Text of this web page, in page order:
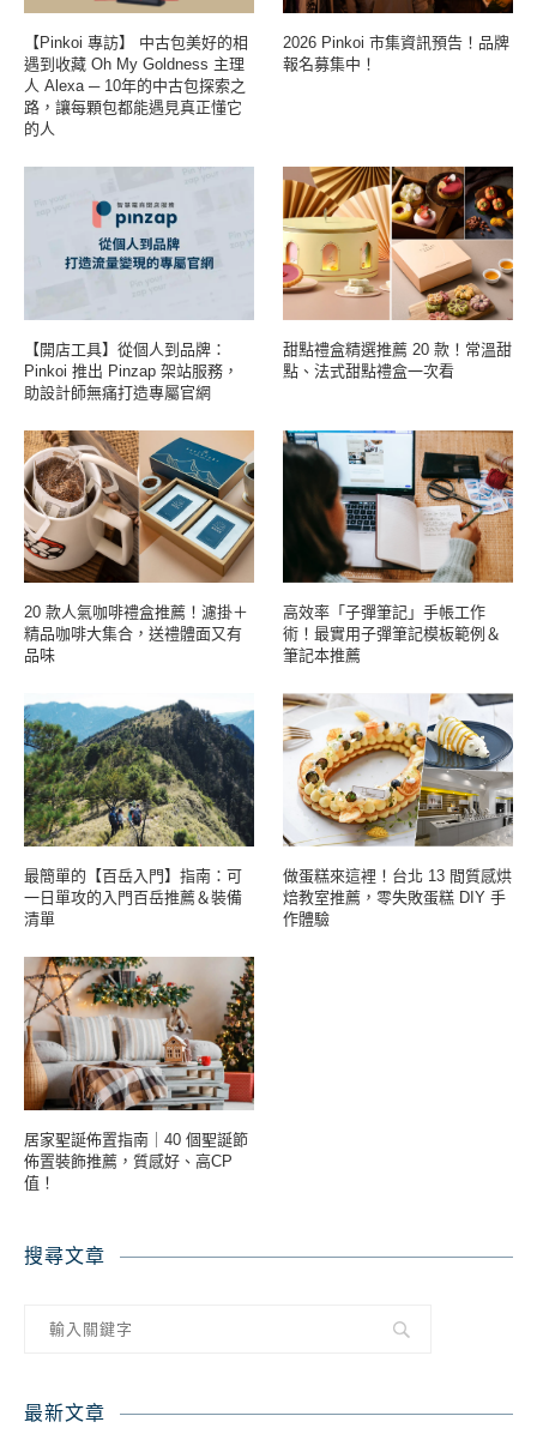
【Pinkoi 專訪】 中古包美好的相
遇到收藏 Oh My Goldness 主理
人 Alexa ─ 10年的中古包探索之
路，讓每顆包都能遇見真正懂它
的人
2026 Pinkoi 市集資訊預告！品牌
報名募集中！
【開店工具】從個人到品牌：
Pinkoi 推出 Pinzap 架站服務，
助設計師無痛打造專屬官網
甜點禮盒精選推薦 20 款！常溫甜
點、法式甜點禮盒一次看
20 款人氣咖啡禮盒推薦！濾掛＋
精品咖啡大集合，送禮體面又有
品味
高效率「子彈筆記」手帳工作
術！最實用子彈筆記模板範例＆
筆記本推薦
最簡單的【百岳入門】指南：可
一日單攻的入門百岳推薦＆裝備
清單
做蛋糕來這裡！台北 13 間質感烘
焙教室推薦，零失敗蛋糕 DIY 手
作體驗
居家聖誕佈置指南｜40 個聖誕節
佈置裝飾推薦，質感好、高CP
值！
搜尋文章
最新文章